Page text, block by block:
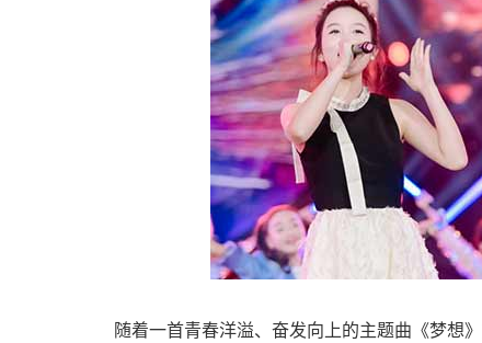
随着一首青春洋溢、奋发向上的主题曲《梦想